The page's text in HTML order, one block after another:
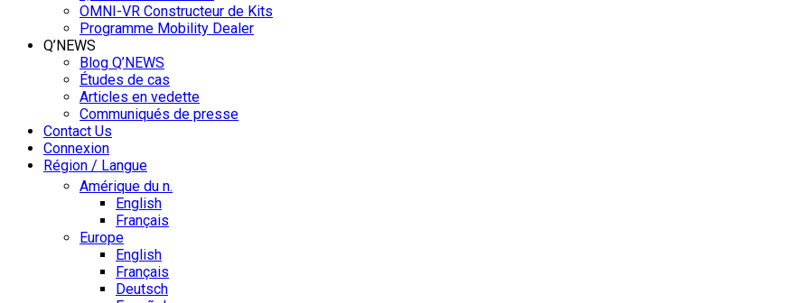
OMNI-VR Constructeur de Kits
Programme Mobility Dealer
Q’NEWS
Blog Q’NEWS
Études de cas
Articles en vedette
Communiqués de presse
Contact Us
Connexion
Région / Langue
Amérique du n.
English
Français
Europe
English
Français
Deutsch